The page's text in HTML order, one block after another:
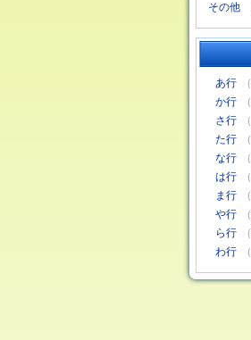
その他
あ行
か行
さ行
た行
な行
は行
ま行
や行
ら行
わ行